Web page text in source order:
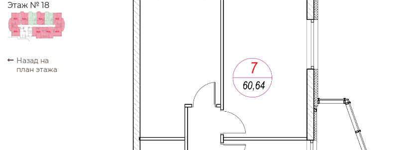
Этаж № 18
ПРОДАНО
Назад на
план этажа